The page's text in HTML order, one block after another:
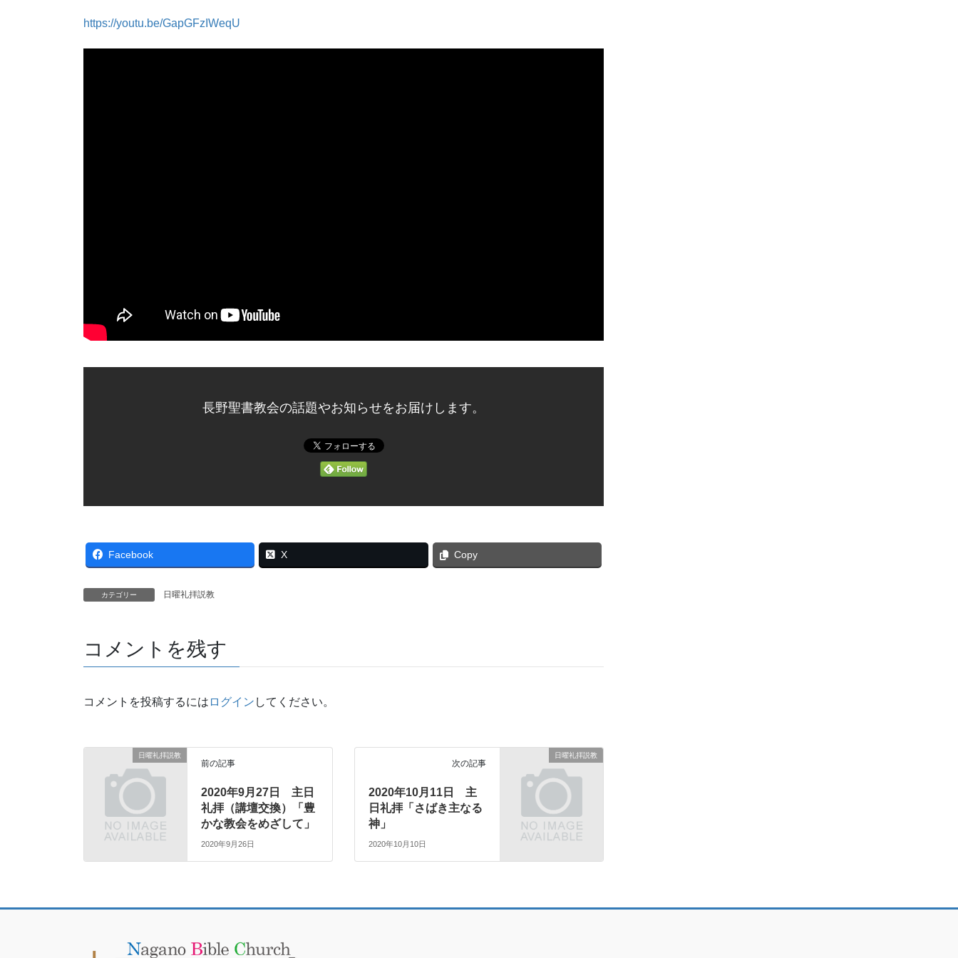
https://youtu.be/GapGFzIWeqU
長野聖書教会の話題やお知らせをお届けします。
Facebook X Copy
カテゴリー 日曜礼拝説教
コメントを残す
コメントを投稿するには ログイン してください。
日曜礼拝説教
前の記事
2020年9月27日 主日
礼拝（講壇交換）「豊
かな教会をめざして」
2020年9月26日
日曜礼拝説教
次の記事
2020年10月11日 主
日礼拝「さばき主なる
神」
2020年10月10日